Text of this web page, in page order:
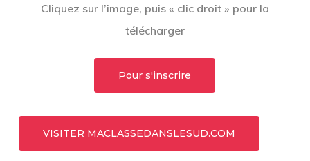
Cliquez sur l’image, puis « clic droit » pour la
télécharger
Pour s'inscrire
VISITER MACLASSEDANSLESUD.COM